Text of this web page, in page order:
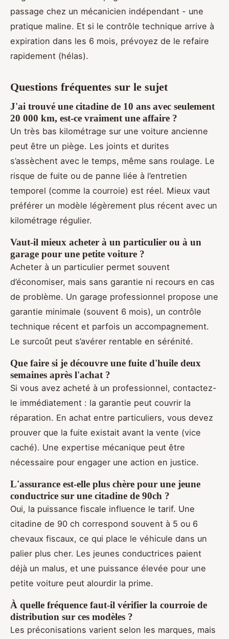
passage chez un mécanicien indépendant - une
pratique maline. Et si le contrôle technique arrive à
expiration dans les 6 mois, prévoyez de le refaire
rapidement (hélas).
Questions fréquentes sur le sujet
J'ai trouvé une citadine de 10 ans avec seulement
20 000 km, est-ce vraiment une affaire ?
Un très bas kilométrage sur une voiture ancienne
peut être un piège. Les joints et durites
s’assèchent avec le temps, même sans roulage. Le
risque de fuite ou de panne liée à l’entretien
temporel (comme la courroie) est réel. Mieux vaut
préférer un modèle légèrement plus récent avec un
kilométrage régulier.
Vaut-il mieux acheter à un particulier ou à un
garage pour une petite voiture ?
Acheter à un particulier permet souvent
d’économiser, mais sans garantie ni recours en cas
de problème. Un garage professionnel propose une
garantie minimale (souvent 6 mois), un contrôle
technique récent et parfois un accompagnement.
Le surcoût peut s’avérer rentable en sérénité.
Que faire si je découvre une fuite d'huile deux
semaines après l'achat ?
Si vous avez acheté à un professionnel, contactez-
le immédiatement : la garantie peut couvrir la
réparation. En achat entre particuliers, vous devez
prouver que la fuite existait avant la vente (vice
caché). Une expertise mécanique peut être
nécessaire pour engager une action en justice.
L'assurance est-elle plus chère pour une jeune
conductrice sur une citadine de 90ch ?
Oui, la puissance fiscale influence le tarif. Une
citadine de 90 ch correspond souvent à 5 ou 6
chevaux fiscaux, ce qui place le véhicule dans un
palier plus cher. Les jeunes conductrices paient
déjà un malus, et une puissance élevée pour une
petite voiture peut alourdir la prime.
À quelle fréquence faut-il vérifier la courroie de
distribution sur ces modèles ?
Les préconisations varient selon les marques, mais